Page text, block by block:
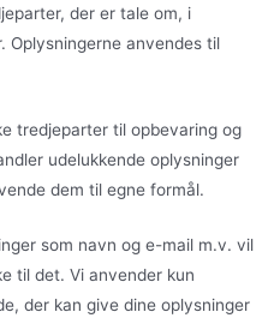
der er tale om, i
Oplysningerne anvendes til
tredjeparter til opbevaring og
udelukkende oplysninger
dem til egne formål.
som navn og e-mail m.v. vil
til det. Vi anvender kun
der kan give dine oplysninger